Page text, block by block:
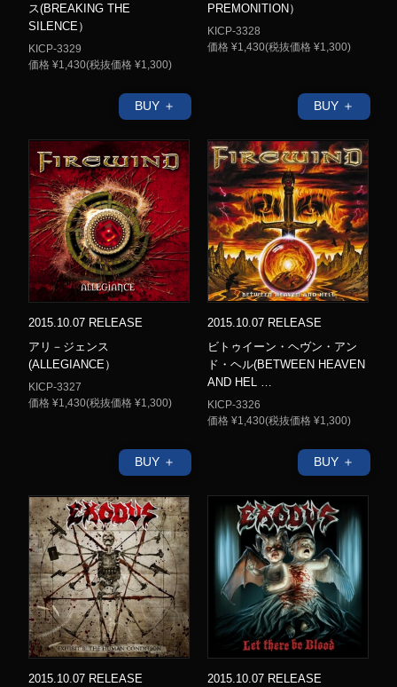
ス(BREAKING THE
SILENCE）
KICP-3329
価格 ¥1,430(税抜価格 ¥1,300)
BUY ＋
PREMONITION）
KICP-3328
価格 ¥1,430(税抜価格 ¥1,300)
BUY ＋
2015.10.07 RELEASE
アリ－ジェンス
(ALLEGIANCE）
KICP-3327
価格 ¥1,430(税抜価格 ¥1,300)
BUY ＋
2015.10.07 RELEASE
ビトゥイーン・ヘヴン・アン
ド・ヘル(BETWEEN HEAVEN
AND HEL …
KICP-3326
価格 ¥1,430(税抜価格 ¥1,300)
BUY ＋
2015.10.07 RELEASE
2015.10.07 RELEASE